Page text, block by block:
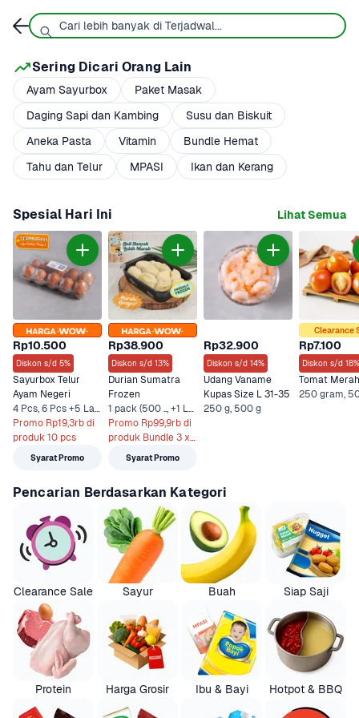
Sering Dicari Orang Lain
Ayam Sayurbox
Paket Masak
Daging Sapi dan Kambing
Susu dan Biskuit
Aneka Pasta
Vitamin
Bundle Hemat
Tahu dan Telur
MPASI Ikan dan Kerang
Spesial Hari Ini Lihat Semua
Rp10.500
Diskon s/d 5%
Sayurbox Telur
Ayam Negeri
4 Pcs, 6 Pcs +5 Lainnya
Promo Rp19,3rb di
produk 10 pcs
Syarat Promo
Rp38.900
Diskon s/d 13%
Durian Sumatra
Frozen
1 pack (500 .., +1 Lainnya
Promo Rp99,9rb di
produk Bundle 3 x
500 grSyarat Promo
Rp32.900
Diskon s/d 14%
Udang Vaname
Kupas Size L 31-35
250 g, 500 g
Clearance
Rp7.100
Diskon s/d 18%
Tomat Merah
Pencarian Berdasarkan Kategori
Clearance Sale Sayur Buah Siap Saji
Protein Harga Grosir Ibu & Bayi Hotpot & BBQ